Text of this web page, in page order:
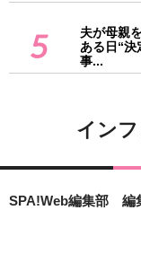
5
夫が母親
ある日“決
事...
イン
SPA!Web編集部 編